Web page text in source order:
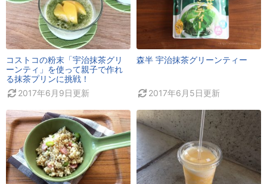
コストコの粉末「宇治抹茶グリ
ーンティ」を使って親子で作れ
る抹茶プリンに挑戦！
2017年6月9日更新
森半 宇治抹茶グリーンティー
2017年6月5日更新